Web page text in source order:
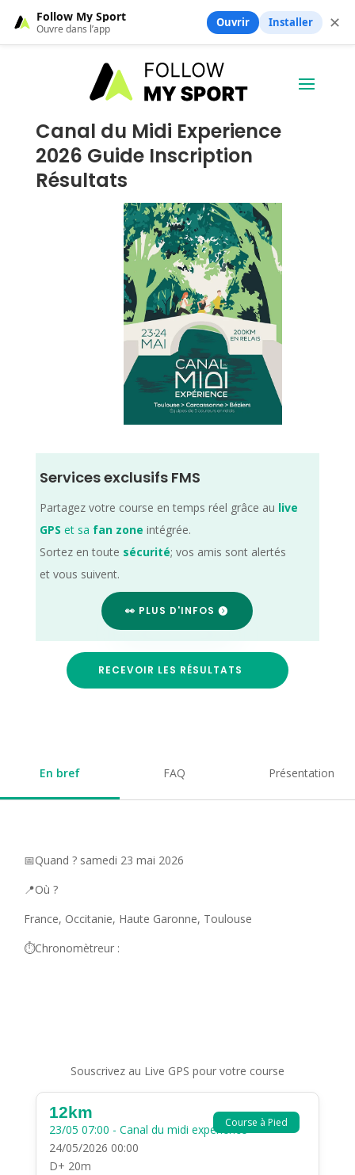
Canal du Midi Experience
2026 Guide Inscription
Résultats
Services exclusifs FMS
Partagez votre course en temps réel grâce au live
GPS et sa fan zone intégrée.
Sortez en toute sécurité; vos amis sont alertés
et vous suivent.
👀 PLUS D'INFOS
RECEVOIR LES RÉSULTATS
En bref FAQ Présentation
📅Quand ? samedi 23 mai 2026
📍Où ?
France, Occitanie, Haute Garonne, Toulouse
⏱️Chronomètreur :
Souscrivez au Live GPS pour votre course
Course à Pied
12km
23/05 07:00 - Canal du midi experience
24/05/2026 00:00
D+ 20m
Follow My Sport
Ouvre dans l’app Ouvrir Installer ✕